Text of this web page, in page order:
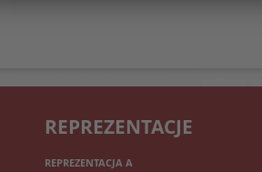
REPREZENTACJE
REPREZENTACJA A